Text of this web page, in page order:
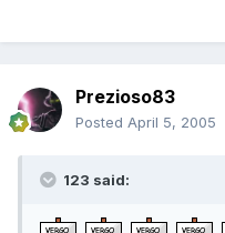
Prezioso83
Posted April 5, 2005
123 said: